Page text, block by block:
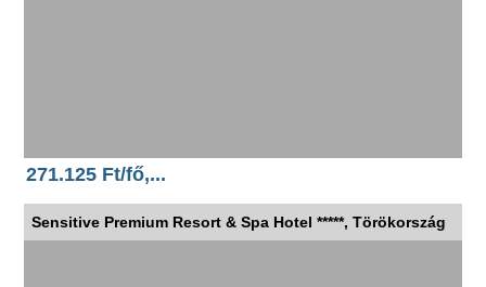
271.125 Ft/fő,...
Sensitive Premium Resort & Spa Hotel *****, Törökország